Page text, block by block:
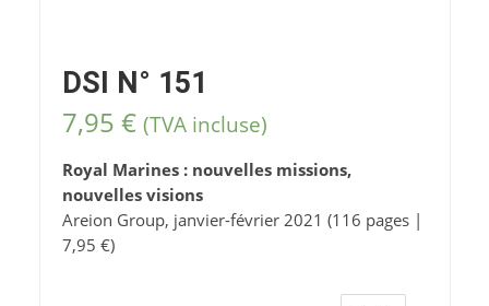
DSI N° 151
7,95 € (TVA incluse)
Royal Marines : nouvelles missions,
nouvelles visions
Areion Group, janvier-février 2021 (116 pages |
7,95 €)